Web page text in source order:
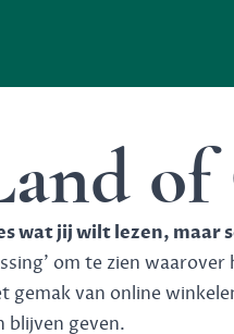
of
wat jij wilt lezen, maar
om te zien waarover
gemak van online
blijven geven.